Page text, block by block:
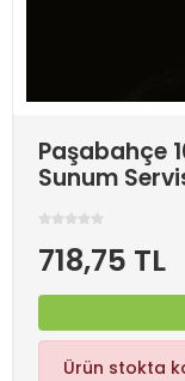
Paşabahçe
Sunum
718,75 TL
Ürün stokta